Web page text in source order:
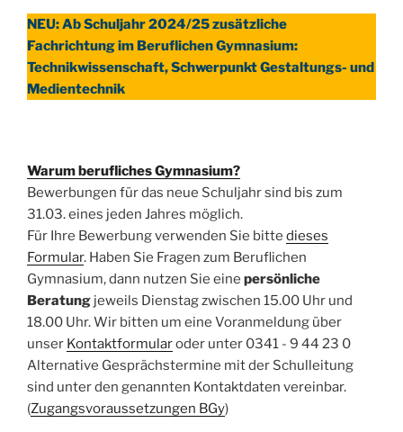
NEU: Ab Schuljahr 2024/25 zusätzliche
Fachrichtung im Beruflichen Gymnasium:
Technikwissenschaft, Schwerpunkt Gestaltungs- und
Medientechnik
Warum berufliches Gymnasium?
Bewerbungen für das neue Schuljahr sind bis zum
31.03. eines jeden Jahres möglich.
Für Ihre Bewerbung verwenden Sie bitte dieses
Formular. Haben Sie Fragen zum Beruflichen
Gymnasium, dann nutzen Sie eine persönliche
Beratung jeweils Dienstag zwischen 15.00 Uhr und
18.00 Uhr. Wir bitten um eine Voranmeldung über
unser Kontaktformularoder unter 0341 - 9 44 23 0
Alternative Gesprächstermine mit der Schulleitung
sind unter den genannten Kontaktdaten vereinbar.
(Zugangsvoraussetzungen BGy)